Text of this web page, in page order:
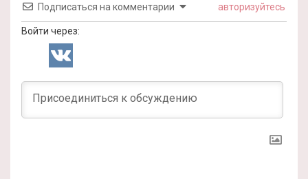
Подписаться на комментарии авторизуйтесь
Войти через: